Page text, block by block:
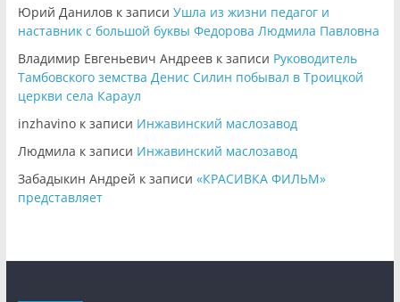
Юрий Даниловк записи Ушла из жизни педагог и
наставник с большой буквы Федорова Людмила Павловна
Владимир Евгеньевич Андреевк записи Руководитель
Тамбовского земства Денис Силин побывал в Троицкой
церкви села Караул
inzhavinoк записи Инжавинский маслозавод
Людмила к записи Инжавинский маслозавод
Забадыкин Андрей к записи «КРАСИВКА ФИЛЬМ»
представляет